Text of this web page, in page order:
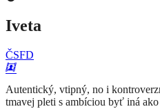
Iveta
ČSFD
Autentický, vtipný, no i
tmavej pleti s ambíciou byť iná ako